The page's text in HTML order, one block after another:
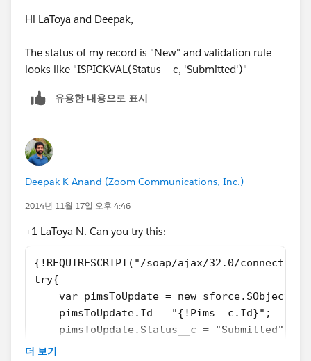
indicate the actual record that you're updating. See
the bolded line below.
Try this:
{!requireScript("/soap/ajax/23.0/connection.js")}
newpims.id= {!Pims__c.id}";
newpims.ownerid = '00GK0000001079k';
newpims.Status__c="Submitted";
Hope that helps!
Hi LaToya and Deepak,
The status of my record is "New" and validation rule
looks like "ISPICKVAL(Status__c, 'Submitted')"
유용한 내용으로 표시
Deepak K Anand (‎‎‎‎‎‎Zoom Communications, Inc.)
2014년 11월 17일 오후 4:46
+1 LaToya N. Can you try this:
{!REQUIRESCRIPT("/soap/ajax/32.0/
try{
var pimsToUpdate = new
    pimsToUpdate.Id = "{!Pims__c.Id}";
    pimsToUpdate.Status__c = "Submitted";
pimsToUpdate.OwnerId =
더 보기